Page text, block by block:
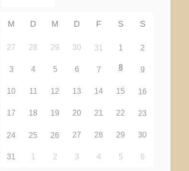
M D M D F S S
27 28 29 30 31 1 2
3 4 5 6 7 8 9
10 11 12 13 14 15 16
17 18 19 20 21 22 23
24 25 26 27 28 29 30
31 1 2 3 4 5 6